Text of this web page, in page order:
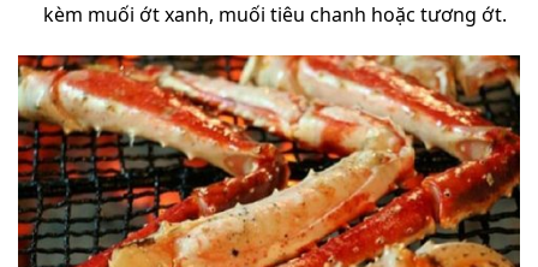
kèm muối ớt xanh, muối tiêu chanh hoặc tương ớt.